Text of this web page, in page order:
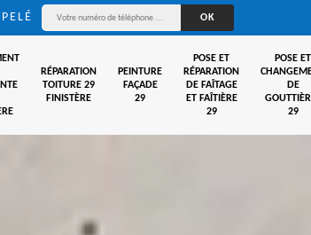
RÉPARATION
TOITURE 29
FINISTÈRE
PEINTURE
FAÇADE
29
POSE ET
RÉPARATION
DE FAÎTAGE
ET FAÎTIÈRE
29
POSE ET
DE
29